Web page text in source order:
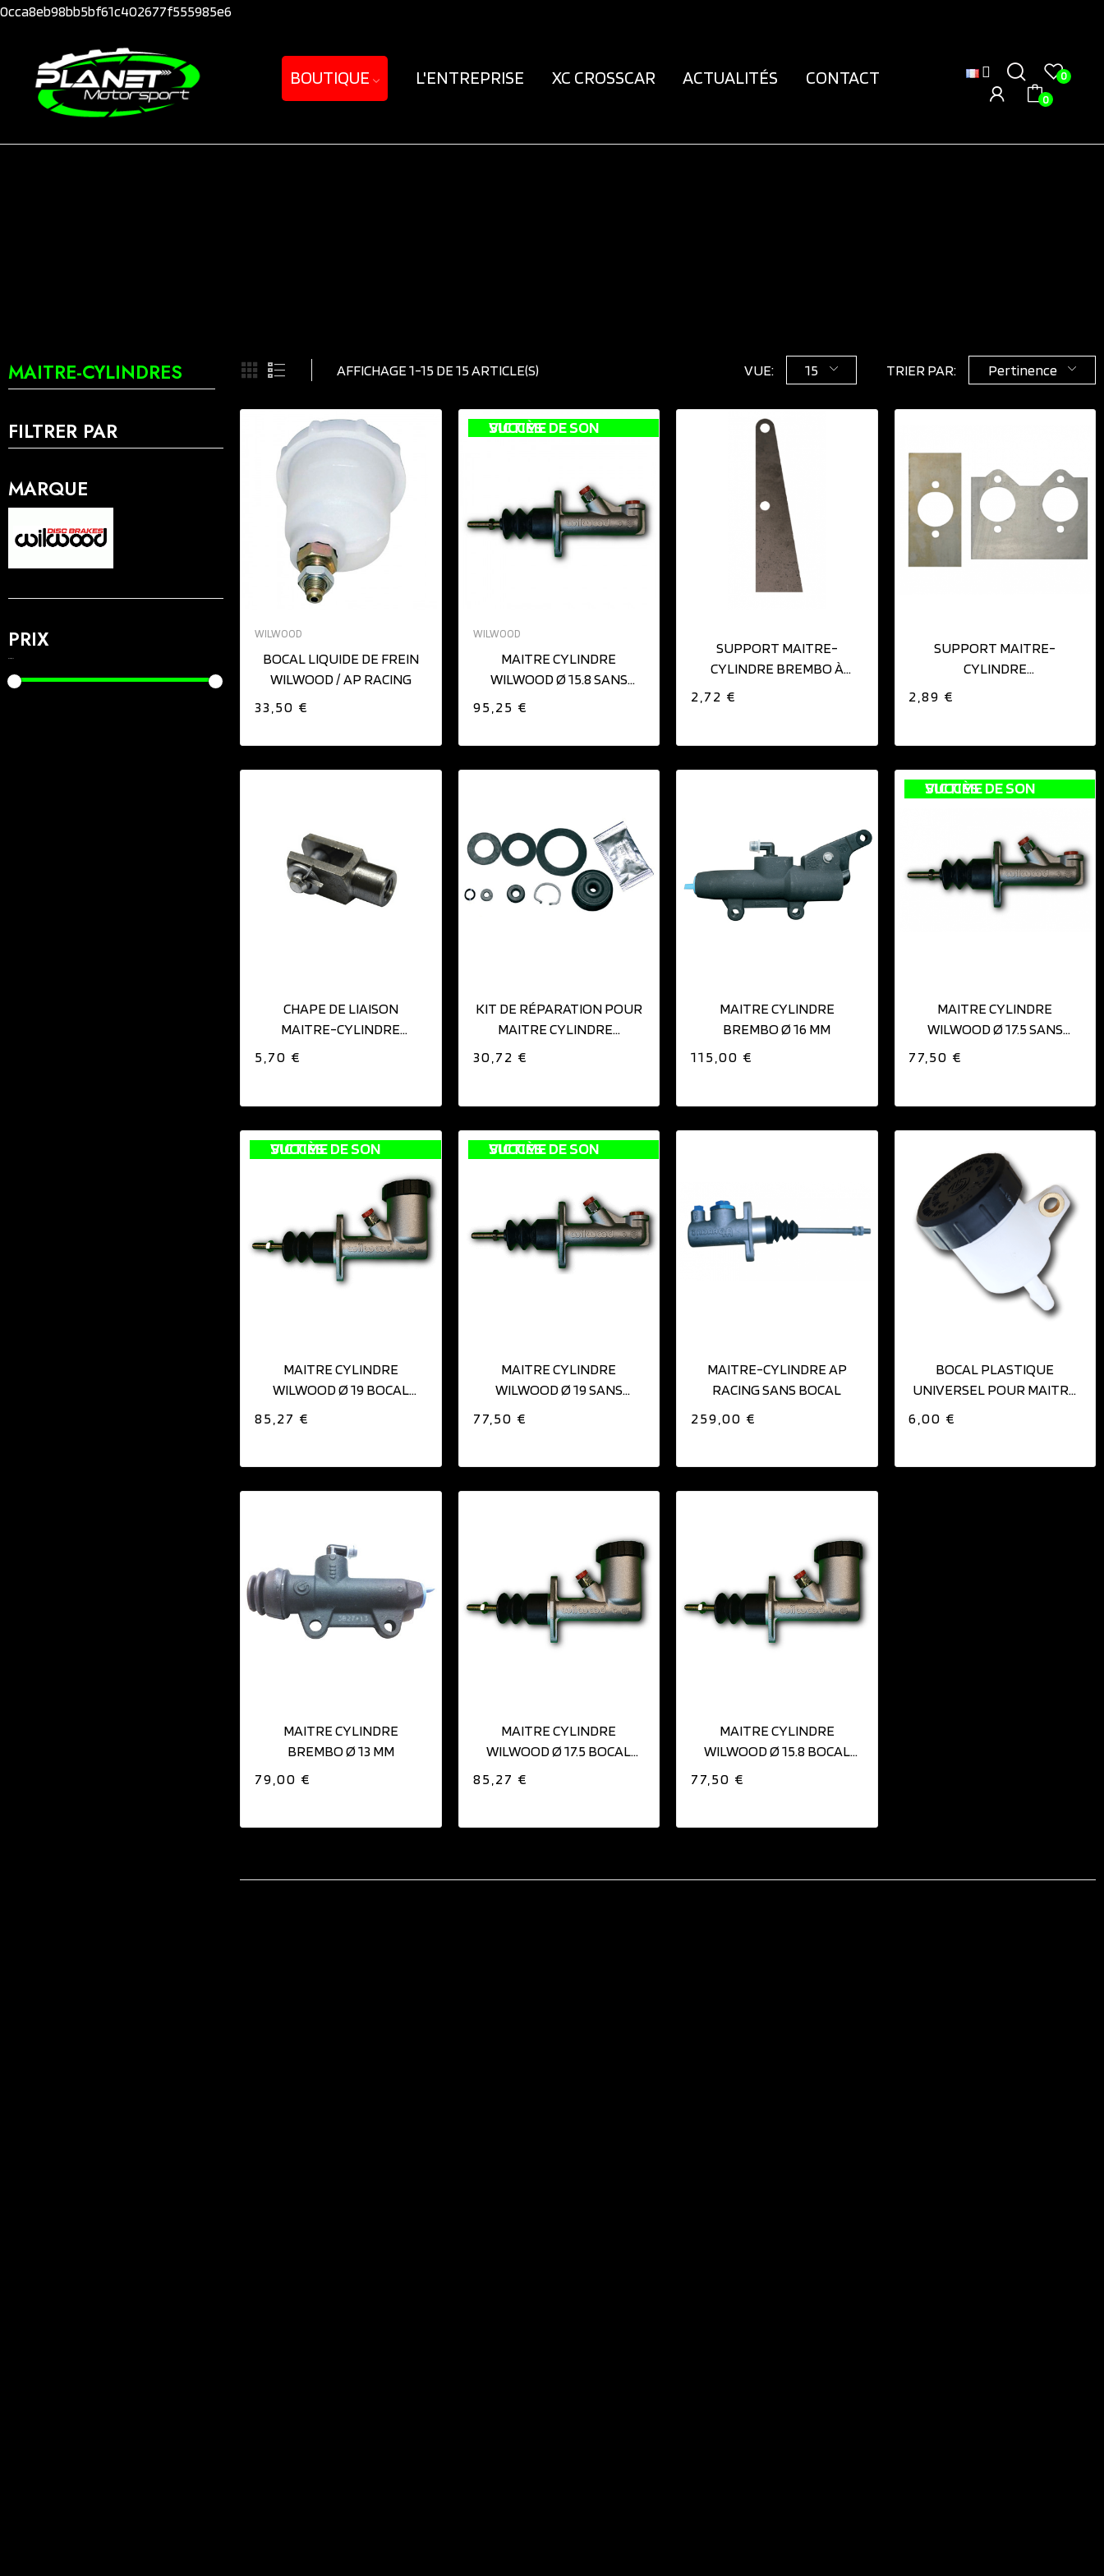
0cca8eb98bb5bf61c402677f555985e6
BOUTIQUE L'ENTREPRISE XC CROSSCAR ACTUALITÉS CONTACT
0
0
MAITRE-CYLINDRES
FILTRER PAR
MARQUE
PRIX
AFFICHAGE 1-15 DE 15 ARTICLE(S) VUE: 15 TRIER PAR: Pertinence
AJOUTER AU PANIER
WILWOOD
BOCAL LIQUIDE DE FREIN
WILWOOD / AP RACING
33,50 €
VICTIME DE SON SUCCÈS
WILWOOD
MAITRE CYLINDRE
WILWOOD Ø 15.8 SANS
95,25 €
AJOUTER AU PANIER
SUPPORT MAITRE-
CYLINDRE BREMBO À
2,72 €
SUPPORT MAITRE-
CYLINDRE
GIRLING/WILWOOD/AP
2,89 €
CHAPE DE LIAISON
MAITRE-CYLINDRE
GIRLING/WILWOOD
5,70 €
KIT DE RÉPARATION POUR
MAITRE CYLINDRE...
30,72 €
MAITRE CYLINDRE
BREMBO Ø 16 MM
115,00 €
VICTIME DE SON SUCCÈS
MAITRE CYLINDRE
WILWOOD Ø 17.5 SANS
77,50 €
VICTIME DE SON SUCCÈS
MAITRE CYLINDRE
WILWOOD Ø 19 BOCAL
85,27 €
VICTIME DE SON SUCCÈS
MAITRE CYLINDRE
WILWOOD Ø 19 SANS
77,50 €
MAITRE-CYLINDRE AP
RACING SANS BOCAL
259,00 €
AJOUTER AU PANIER
BOCAL PLASTIQUE
UNIVERSEL POUR MAITRE
6,00 €
MAITRE CYLINDRE
BREMBO Ø 13 MM
79,00 €
AJOUTER AU PANIER
MAITRE CYLINDRE
WILWOOD Ø 17.5 BOCAL
85,27 €
AJOUTER AU PANIER
MAITRE CYLINDRE
WILWOOD Ø 15.8 BOCAL
77,50 €